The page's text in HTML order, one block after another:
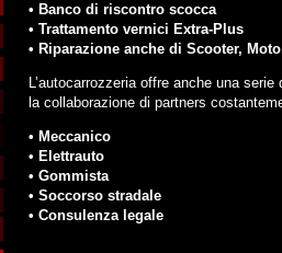
• Banco di riscontro scocca
• Trattamento vernici Extra-Plus
• Riparazione anche di Scooter,
L’autocarrozzeria offre anche una
la collaborazione di partners
• Meccanico
• Elettrauto
• Gommista
• Soccorso stradale
• Consulenza legale